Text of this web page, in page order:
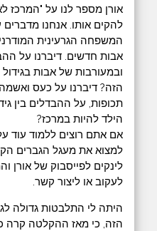
אורן מספר לנו על "המרכז
להקים אותו. אנחנו
המשפחה הגרעינית
אבות חדשים. דיברנו על
ובמעורבות של אבות
הזה? דיברנו על כעס
תכופות, על ההבדלים בין
הילד להיות במרכז?
אם אתם רוצים ללמוד עוד
למצוא את מעגל הגברים
לינקים לפייסבוק של אורן
לעקוב או ליצור קשר.
היתה לי התלבטות גדולה
הזה, כי מאז ההקלטה קרה